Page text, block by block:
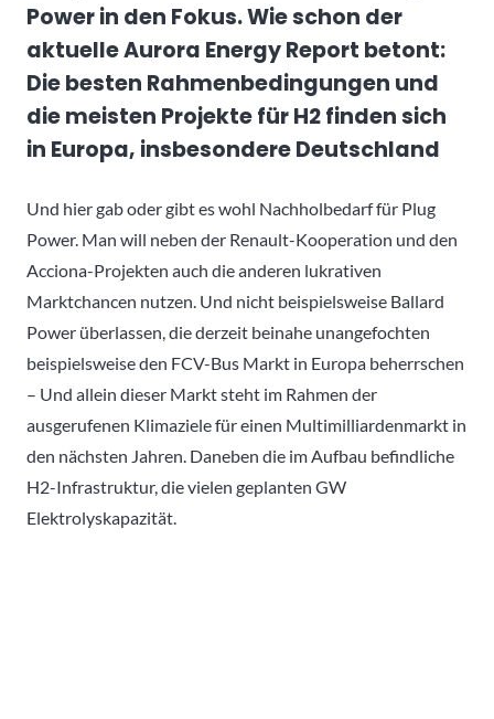
Power in den Fokus. Wie schon der
aktuelle Aurora Energy Report betont:
Die besten Rahmenbedingungen und
die meisten Projekte für H2 finden sich
in Europa, insbesondere Deutschland
Und hier gab oder gibt es wohl Nachholbedarf für Plug
Power. Man will neben der Renault-Kooperation und den
Acciona-Projekten auch die anderen lukrativen
Marktchancen nutzen. Und nicht beispielsweise Ballard
Power überlassen, die derzeit beinahe unangefochten
beispielsweise den FCV-Bus Markt in Europa beherrschen
– Und allein dieser Markt steht im Rahmen der
ausgerufenen Klimaziele für einen Multimilliardenmarkt in
den nächsten Jahren. Daneben die im Aufbau befindliche
H2-Infrastruktur, die vielen geplanten GW
Elektrolyskapazität.